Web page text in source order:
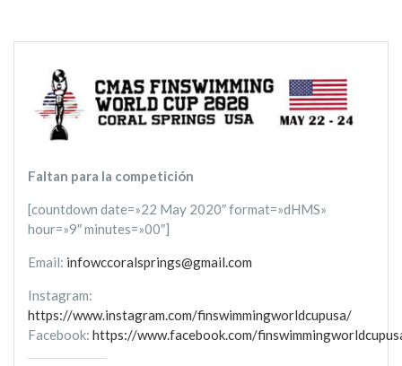
Faltan para la competición
[countdown date=»22 May 2020″ format=»dHMS»
hour=»9″ minutes=»00″]
Email: infowccoralsprings@gmail.com
Instagram:
https://www.instagram.com/finswimmingworldcupusa/
Facebook: https://www.facebook.com/